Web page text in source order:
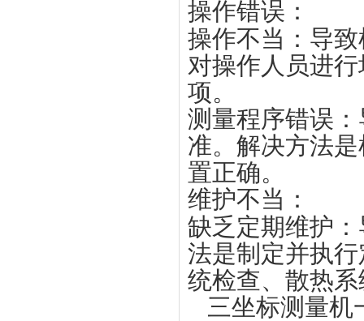
操作错误 ‌：
操作不当 ：导
对操作人员进
项‌。
测量程序错误
准。解决方法
置正确‌。
维护不当 ‌：
缺乏定期维护
法是制定并执
统检查、散热
三坐标测量机